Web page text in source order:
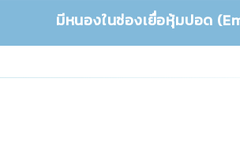
มีหนองในช่องเยื่อหุ้มปอด